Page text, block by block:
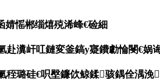
婧愮郴缁熺殑浠峰€硷細
赴瀵屽叿鏈変釜鎬у寲鐨勮惀閿€
秷璐硅€呮壂鐮佽鲸鍒骇鍝佺湡